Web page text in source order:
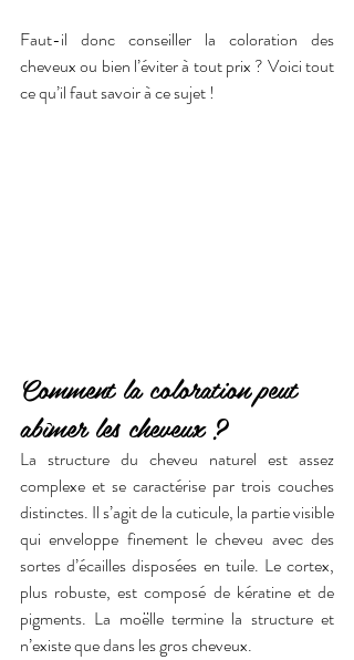
Faut-il donc conseiller la coloration des
cheveux ou bien l’éviter à tout prix ? Voici tout
ce qu’il faut savoir à ce sujet !
Comment la coloration peut
abîmer les cheveux ?
La structure du cheveu naturel est assez
complexe et se caractérise par trois couches
distinctes. Il s’agit de la cuticule, la partie visible
qui enveloppe finement le cheveu avec des
sortes d’écailles disposées en tuile. Le cortex,
plus robuste, est composé de kératine et de
pigments. La moëlle termine la structure et
n’existe que dans les gros cheveux.